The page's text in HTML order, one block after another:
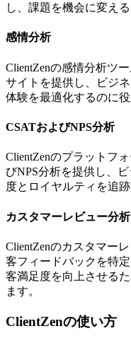
し、課題を機会に変え
感情分析
ClientZenの感情分析ツ
サイトを提供し、ビジ
体験を最適化するのに役
CSATおよびNPS分析
ClientZenのプラットフ
びNPS分析を提供し、
度とロイヤルティを追
カスタマーレビュー分析
ClientZenのカスタマー
客フィードバックを特
客満足度を向上させる
ます。
ClientZenの使い方